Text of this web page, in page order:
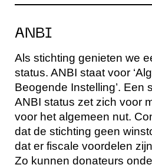
ANBI
Als stichting genieten we
status. ANBI staat voor
Beogende Instelling’. Een
ANBI status zet zich voor
voor het algemeen nut.
dat de stichting geen
dat er fiscale voordelen
Zo kunnen donateurs